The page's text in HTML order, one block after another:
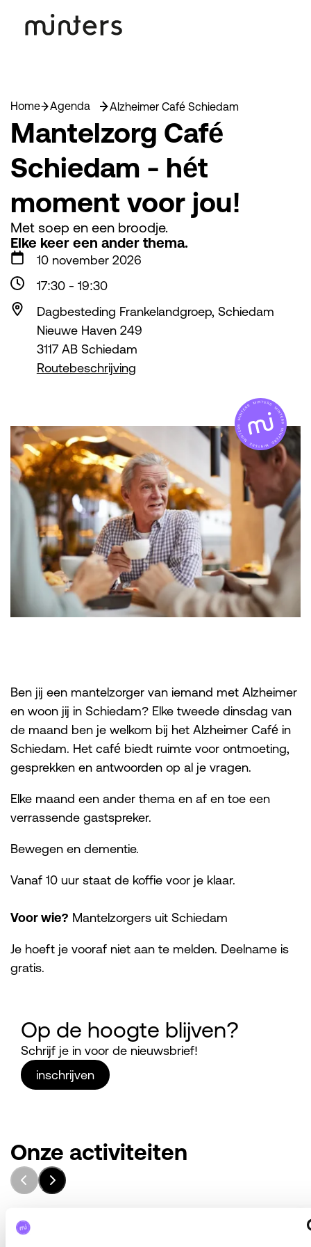
Mantelzorg Café
Schiedam - hét
moment voor jou!
Met soep en een broodje.
Elke keer een ander thema.
10 november 2026
17:30- 19:30
Dagbesteding Frankelandgroep, Schiedam
Nieuwe Haven 249
3117 AB Schiedam
Routebeschrijving
Home Agenda Alzheimer Café Schiedam
Ben jij een mantelzorger van iemand met Alzheimer
en woon jij in Schiedam? Elke tweede dinsdag van
de maand ben je welkom bij het Alzheimer Café in
Schiedam. Het café biedt ruimte voor ontmoeting,
gesprekken en antwoorden op al je vragen.
Elke maand een ander thema en af en toe een
verrassende gastspreker.
Bewegen en dementie.
Vanaf 10 uur staat de koffie voor je klaar.
Voor wie? Mantelzorgers uit Schiedam
Je hoeft je vooraf niet aan te melden. Deelname is
gratis.
Op de hoogte blijven?
Schrijf je in voor de nieuwsbrief!
inschrijven
Onze activiteiten